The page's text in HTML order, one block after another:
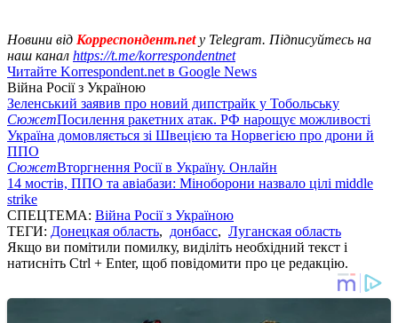
Новини від Корреспондент.netу Telegram. Підписуйтесь на
наш канал https://t.me/korrespondentnet
Читайте Korrespondent.net в Google News
Війна Росії з Україною
Зеленський заявив про новий дипстрайк у Тобольську
СюжетПосилення ракетних атак. РФ нарощує можливості
Україна домовляється зі Швецією та Норвегією про дрони й
ППО
СюжетВторгнення Росії в Україну. Онлайн
14 мостів, ППО та авіабази: Міноборони назвало цілі middle
strike
СПЕЦТЕМА: Війна Росії з Україною
ТЕГИ: Донецкая область, донбасс, Луганская область
Якщо ви помітили помилку, виділіть необхідний текст і
натисніть Ctrl + Enter, щоб повідомити про це редакцію.